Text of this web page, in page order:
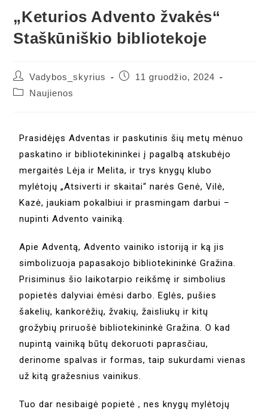
„Keturios Advento žvakės“
Staškūniškio bibliotekoje
Vadybos_skyrius
11 gruodžio, 2024
Naujienos
Prasidėjęs Adventas ir paskutinis šių metų mėnuo
paskatino ir bibliotekininkei į pagalbą atskubėjo
mergaitės Lėja ir Melita, ir trys knygų klubo
mylėtojų „Atsiverti ir skaitai“ narės Genė, Vilė,
Kazė, jaukiam pokalbiui ir prasmingam darbui –
nupinti Advento vainiką.
Apie Adventą, Advento vainiko istoriją ir ką jis
simbolizuoja papasakojo bibliotekininkė Gražina.
Prisiminus šio laikotarpio reikšmę ir simbolius
popietės dalyviai ėmėsi darbo. Eglės, pušies
šakelių, kankorėžių, žvakių, žaisliukų ir kitų
grožybių priruošė bibliotekininkė Gražina. O kad
nupintą vainiką būtų dekoruoti paprasčiau,
derinome spalvas ir formas, taip sukurdami vienas
už kitą gražesnius vainikus.
Tuo dar nesibaigė popietė , nes knygų mylėtojų